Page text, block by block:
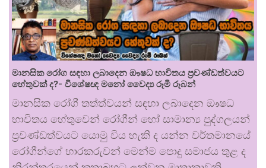
මානසික රෝග සඳහා ලබාදෙන ඖෂධ භාවිතය ප්‍රචණ්ඩත්වයට
හේතුවක් ද?- විශේෂඥ මනෝ වෛද්‍ය රූමි රූබන්
මානසික රෝගී තත්ත්වයන් සඳහා ලබාදෙන ඖෂධ
භාවිතය හේතුවෙන් රෝගීන් හෝ සාමාන්‍ය පුද්ගලයන්
ප්‍රචණ්ඩත්වයට යොමු විය හැකි ද යන්න වර්තමානයේ
රෝගීන්ගේ භාරකරුවන් මෙන්ම පොදු සමාජය තුළ ද